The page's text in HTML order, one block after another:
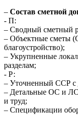
– Состав сметной
- П:
– Сводный сметный
– Объектные сметы
благоустройство);
– Укрупненные
разделам;
- Р:
– Уточненный ССР с
– Детальные ОС и ЛС
и труд;
– Спецификации